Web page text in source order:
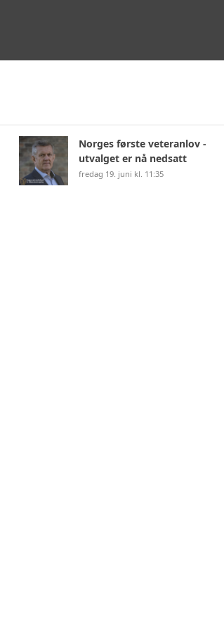
Norges første veteranlov -
utvalget er nå nedsatt
fredag 19. juni kl. 11:35